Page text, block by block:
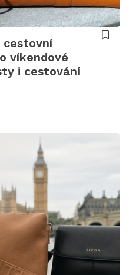
cestovní
víkendové
i cestování